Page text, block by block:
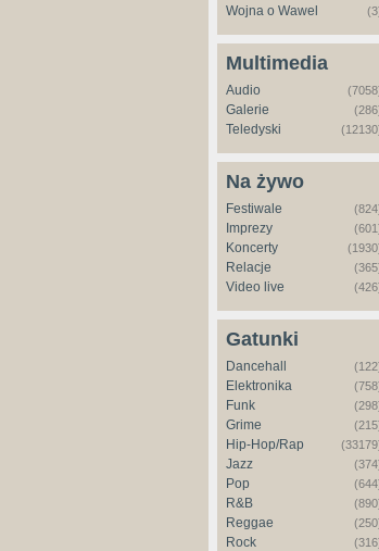
Wojna o Wawel
Multimedia
Audio
Galerie
Teledyski
Na żywo
Festiwale
Imprezy
Koncerty
Relacje
Video live
Gatunki
Dancehall
Elektronika
Funk
Grime
Hip-Hop/Rap
Jazz
Pop
R&B
Reggae
Rock